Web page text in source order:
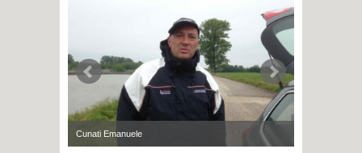
Cunati Emanuele